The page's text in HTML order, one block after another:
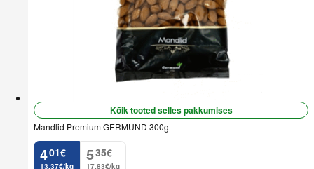
Kõik tooted selles pakkumises
Mandlid Premium GERMUND 300g
4
. 01€
13,37€/kg
5
. 35€
17,83€/kg